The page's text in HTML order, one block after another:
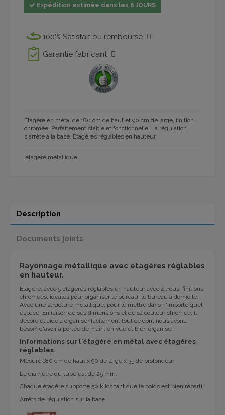
Expédition estimée dans les 6 JOURS
100% Satisfait ou remboursé
Garantie fabricant
Étagère en métal de 180 cm de haut et 90 cm de large, finition
chromée. Parfaitement stable et fonctionnelle. La régulation
s'arrête à la base. Étagères réglables en hauteur.
etagere metallique
Description
Documents joints
Rayonnage métallique avec étagères réglables
en hauteur.
Étagère, avec 5 étagères réglables en hauteur avec 4 trous, finitions
chromées, idéales pour organiser le bureau, le bureau à domicile.
Avec une structure métallique, pour le mettre dans n'importe quel
espace. En raison de ses dimensions et de sa couleur chromée, il
décore et aide à organiser facilement tout ce dont nous avons
besoin d'avoir à portée de main, en vue et bien organisé.
Informations sur l'étagère en métal avec étagères
réglables.
Mesure 180 cm de haut x 90 de large x 35 de profondeur
Le diamètre du tube est de 25 mm.
Chaque étagère supporte 50 kilos tant que le poids est bien réparti
Arrêts de régulation sur la base